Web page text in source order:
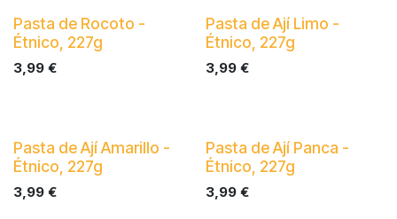
Neu!
Pasta de Rocoto -
Étnico, 227g
3,99 €
Neu!
Pasta de Ají Limo -
Étnico, 227g
3,99€
Neu!
Pasta de Ají Amarillo -
Étnico, 227g
3,99 €
Neu!
Pasta de Ají Panca -
Étnico, 227g
3,99€